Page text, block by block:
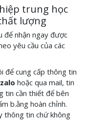
trung học
lượng
để nhận ngay được
yêu cầu của các
để cung cấp thông tin
zalo hoặc qua mail, tin
tin cần thiết để bên
b.ằng hoàn chỉnh.
thông tin chứ không